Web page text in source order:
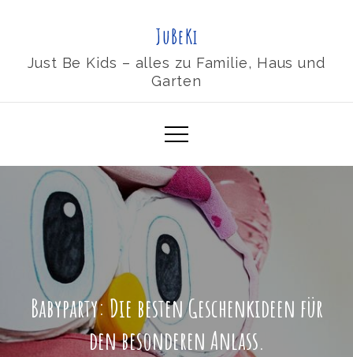
content
JuBeKi
Just Be Kids – alles zu Familie, Haus und
Garten
Babyparty: Die besten Geschenkideen für
den besonderen Anlass.